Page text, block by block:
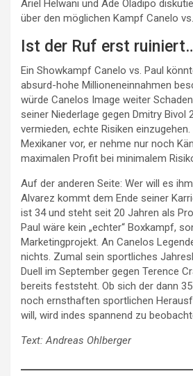
Ariel Helwani und Ade Oladipo
über den möglichen Kampf Canelo
Ist der Ruf erst
Ein Showkampf Canelo vs. Paul
absurd-hohe Millioneneinnahmen
würde Canelos Image weiter
seiner Niederlage gegen Dmitry Bivol
vermieden, echte Risiken
Mexikaner vor, er nehme nur noch
maximalen Profit bei minimalem
Auf der anderen Seite: Wer will es
Alvarez kommt dem Ende seiner
ist 34 und steht seit 20 Jahren als
Paul wäre kein „echter“ Boxkampf,
Marketingprojekt. An Canelos
nichts. Zumal sein sportliches
Duell im September gegen Terence
bereits feststeht. Ob sich der dann
noch ernsthaften sportlichen
will, wird indes spannend zu
Text: Andreas Ohlberger